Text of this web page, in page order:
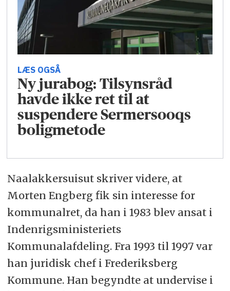
LÆS OGSÅ
Ny jurabog: Tilsynsråd
havde ikke ret til at
suspendere Sermersooqs
boligmetode
Naalakkersuisut skriver videre, at
Morten Engberg fik sin interesse for
kommunalret, da han i 1983 blev ansat i
Indenrigsministeriets
Kommunalafdeling. Fra 1993 til 1997 var
han juridisk chef i Frederiksberg
Kommune. Han begyndte at undervise i